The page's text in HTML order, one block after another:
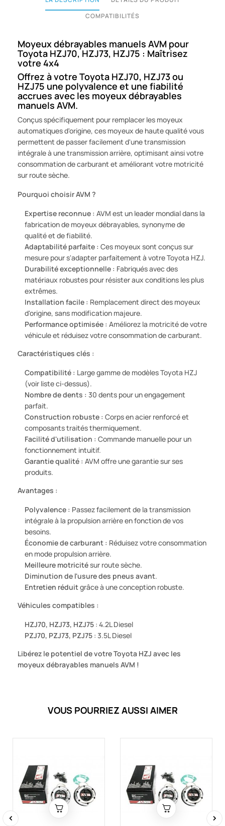
COMPATIBILITÉS
Moyeux débrayables manuels AVM pour
Toyota HZJ70, HZJ73, HZJ75 : Maîtrisez
votre 4x4
Offrez à votre Toyota HZJ70, HZJ73 ou
HZJ75 une polyvalence et une fiabilité
accrues avec les moyeux débrayables
manuels AVM.
Conçus spécifiquement pour remplacer les moyeux
automatiques d'origine, ces moyeux de haute qualité vous
permettent de passer facilement d'une transmission
intégrale à une transmission arrière, optimisant ainsi votre
consommation de carburant et améliorant votre motricité
sur route sèche.
Pourquoi choisir AVM ?
Expertise reconnue : AVM est un leader mondial dans la
fabrication de moyeux débrayables, synonyme de
qualité et de fiabilité.
Adaptabilité parfaite : Ces moyeux sont conçus sur
mesure pour s'adapter parfaitement à votre Toyota HZJ.
Durabilité exceptionnelle : Fabriqués avec des
matériaux robustes pour résister aux conditions les plus
extrêmes.
Installation facile : Remplacement direct des moyeux
d'origine, sans modification majeure.
Performance optimisée : Améliorez la motricité de votre
véhicule et réduisez votre consommation de carburant.
Caractéristiques clés :
Compatibilité : Large gamme de modèles Toyota HZJ
(voir liste ci-dessus).
Nombre de dents : 30 dents pour un engagement
parfait.
Construction robuste : Corps en acier renforcé et
composants traités thermiquement.
Facilité d'utilisation : Commande manuelle pour un
fonctionnement intuitif.
Garantie qualité : AVM offre une garantie sur ses
produits.
Avantages :
Polyvalence : Passez facilement de la transmission
intégrale à la propulsion arrière en fonction de vos
besoins.
Économie de carburant : Réduisez votre consommation
en mode propulsion arrière.
Meilleure motricitésur route sèche.
Diminution de l'usure des pneus avant.
Entretien réduitgrâce à une conception robuste.
Véhicules compatibles :
HZJ70, HZJ73, HZJ75 : 4.2L Diesel
PZJ70, PZJ73, PZJ75 : 3.5L Diesel
Libérez le potentiel de votre Toyota HZJ avec les
moyeux débrayables manuels AVM !
VOUS POURRIEZ AUSSI AIMER